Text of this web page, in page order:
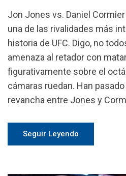
Jon Jones vs. Daniel
una de las rivalidades más
historia de UFC. Digo, no
amenaza al retador con
figurativamente sobre el
cámaras ruedan. Han
revancha entre Jones y
Seguir Leyendo